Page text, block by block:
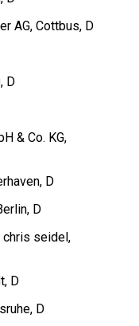
AG, Cottbus, D
D
& Co. KG,
D
D
chris seidel,
D
D